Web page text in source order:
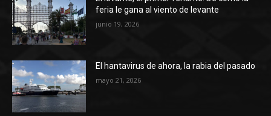
feria le gana al viento de levante
junio 19, 2026
El hantavirus de ahora, la rabia del pasado
mayo 21, 2026